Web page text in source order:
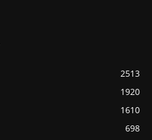
2513
1920
1610
698